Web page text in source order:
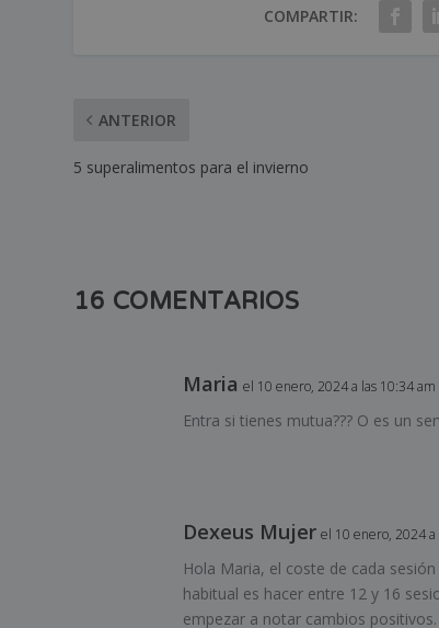
COMPARTIR:
ANTERIOR
5 superalimentos para el invierno
16 COMENTARIOS
Maria el 10 enero, 2024 a las 10:34 am
Entra si tienes mutua??? O es un
Dexeus Mujer el 10 enero, 2024 a
Hola Maria, el coste de cada
habitual es hacer entre 12 y 16
empezar a notar cambios positivos.